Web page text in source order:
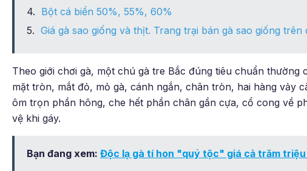
Bột cá biển 50%, 55%, 60%
Giá gà sao giống và thịt. Trang trại bán gà sao giống trên
Theo giới chơi gà, một chú gà tre Bắc đúng tiêu chuẩn thường
mặt tròn, mắt đỏ, mỏ gà, cánh ngắn, chân tròn, hai hàng vảy
ôm trọn phần hông, che hết phần chân gần cựa, cổ cong về
vệ khi gáy.
Bạn đang xem: Độc lạ gà tí hon "quý tộc" giá cả trăm triệu